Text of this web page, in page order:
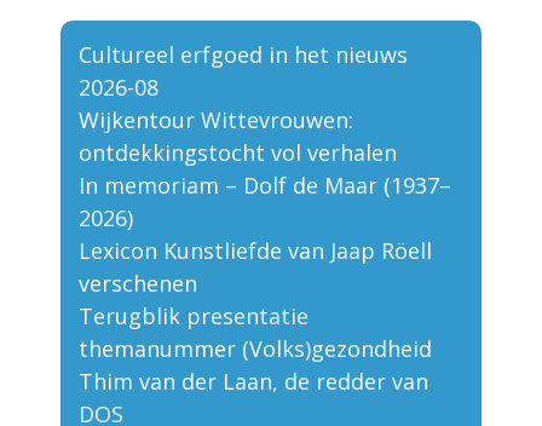
Cultureel erfgoed in het nieuws
2026-08
Wijkentour Wittevrouwen:
ontdekkingstocht vol verhalen
In memoriam – Dolf de Maar (1937–
2026)
Lexicon Kunstliefde van Jaap Röell
verschenen
Terugblik presentatie
themanummer (Volks)gezondheid
Thim van der Laan, de redder van
DOS